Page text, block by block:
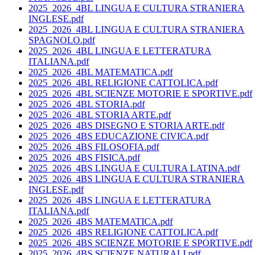
2025_2026_4BL LINGUA E CULTURA STRANIERA
INGLESE.pdf
2025_2026_4BL LINGUA E CULTURA STRANIERA
SPAGNOLO.pdf
2025_2026_4BL LINGUA E LETTERATURA
ITALIANA.pdf
2025_2026_4BL MATEMATICA.pdf
2025_2026_4BL RELIGIONE CATTOLICA.pdf
2025_2026_4BL SCIENZE MOTORIE E SPORTIVE.pdf
2025_2026_4BL STORIA.pdf
2025_2026_4BL STORIA ARTE.pdf
2025_2026_4BS DISEGNO E STORIA ARTE.pdf
2025_2026_4BS EDUCAZIONE CIVICA.pdf
2025_2026_4BS FILOSOFIA.pdf
2025_2026_4BS FISICA.pdf
2025_2026_4BS LINGUA E CULTURA LATINA.pdf
2025_2026_4BS LINGUA E CULTURA STRANIERA
INGLESE.pdf
2025_2026_4BS LINGUA E LETTERATURA
ITALIANA.pdf
2025_2026_4BS MATEMATICA.pdf
2025_2026_4BS RELIGIONE CATTOLICA.pdf
2025_2026_4BS SCIENZE MOTORIE E SPORTIVE.pdf